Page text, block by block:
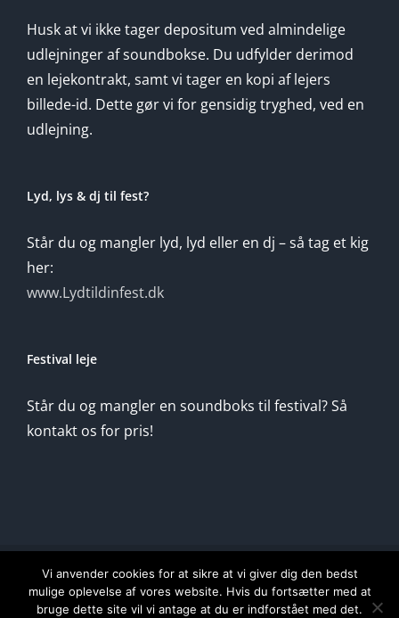
Husk at vi ikke tager depositum ved almindelige
udlejninger af soundbokse. Du udfylder derimod
en lejekontrakt, samt vi tager en kopi af lejers
billede-id. Dette gør vi for gensidig tryghed, ved en
udlejning.
Lyd, lys & dj til fest?
Står du og mangler lyd, lyd eller en dj – så tag et kig
her:
www.Lydtildinfest.dk
Festival leje
Står du og mangler en soundboks til festival? Så
kontakt os for pris!
Copyright 2020 Soundbokslej.dk |Soundbokslej er en del af
Lydtildinfest.dk|Cvr: 38976818
Vi anvender cookies for at sikre at vi giver dig den bedst
mulige oplevelse af vores website. Hvis du fortsætter med at
bruge dette site vil vi antage at du er indforstået med det.